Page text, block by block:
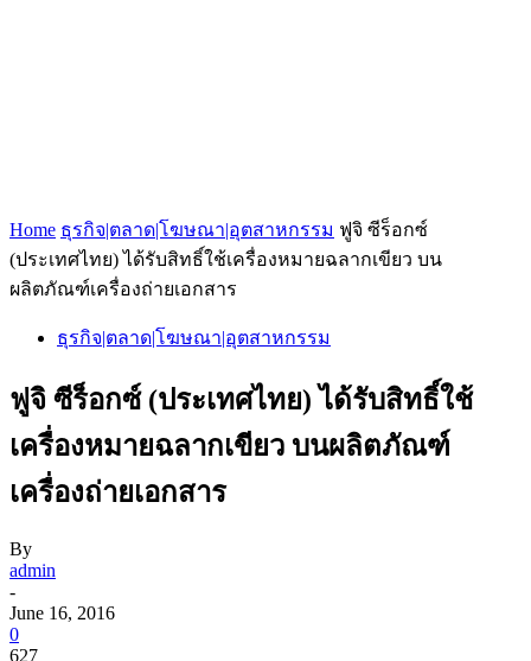
Home ธุรกิจ|ตลาด|โฆษณา|อุตสาหกรรม ฟูจิ ซีร็อกซ์
(ประเทศไทย) ได้รับสิทธิ์ใช้เครื่องหมายฉลากเขียว บน
ผลิตภัณฑ์เครื่องถ่ายเอกสาร
ธุรกิจ|ตลาด|โฆษณา|อุตสาหกรรม
ฟูจิ ซีร็อกซ์ (ประเทศไทย) ได้รับสิทธิ์ใช้
เครื่องหมายฉลากเขียว บนผลิตภัณฑ์
เครื่องถ่ายเอกสาร
By
admin
-
June 16, 2016
0
627